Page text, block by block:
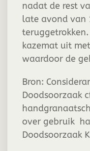
nadat de rest
late avond van
kazemat uit
waardoor de
Bron:
Doodsoorzaak
over gebruik
Doodsoorzaak